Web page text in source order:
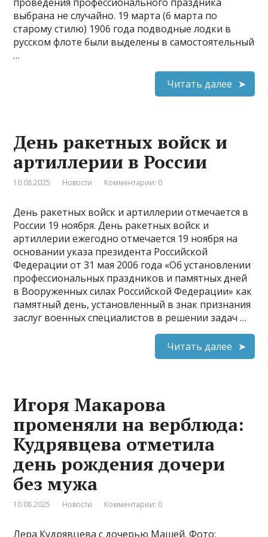
выбрана не случайно. 19 марта (6 марта по
старому стилю) 1906 года подводные лодки в
русском флоте были выделены в самостоятельный
…
Читать далее
День ракетных войск и
артиллерии в России
10.08.2025 Новости Комментарии: 0
День ракетных войск и артиллерии отмечается в
России 19 ноября. День ракетных войск и
артиллерии ежегодно отмечается 19 ноября на
основании указа президента Российской
Федерации от 31 мая 2006 года «Об установлении
профессиональных праздников и памятных дней
в Вооруженных силах Российской Федерации» как
памятный день, установленный в знак признания
заслуг военных специалистов в решении задач …
Читать далее
Игоря Макарова
променяли на верблюда:
Кудрявцева отметила
день рождения дочери
без мужа
10.08.2025 Новости Комментарии: 0
Лера Кудрявцева с дочерью Машей. Фото: